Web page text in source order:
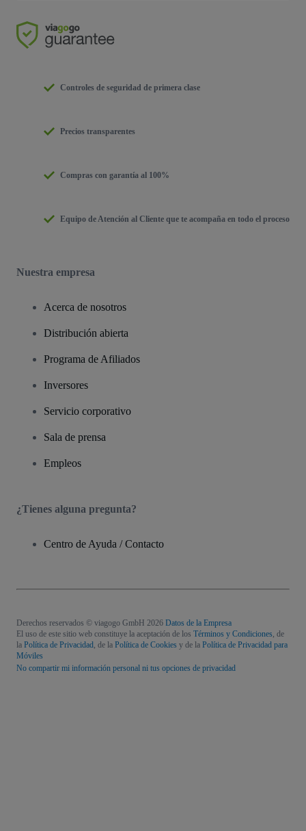
Controles de seguridad de primera clase
Precios transparentes
Compras con garantía al 100%
Equipo de Atención al Cliente que te acompaña en todo el proceso
Nuestra empresa
Acerca de nosotros
Distribución abierta
Programa de Afiliados
Inversores
Servicio corporativo
Sala de prensa
Empleos
¿Tienes alguna pregunta?
Centro de Ayuda / Contacto
Derechos reservados © viagogo GmbH 2026 Datos de la Empresa
El uso de este sitio web constituye la aceptación de los Términos y Condiciones , de
la Política de Privacidad , de la Política de Cookies y de la Política de Privacidad para
Móviles
No compartir mi información personal ni tus opciones de privacidad